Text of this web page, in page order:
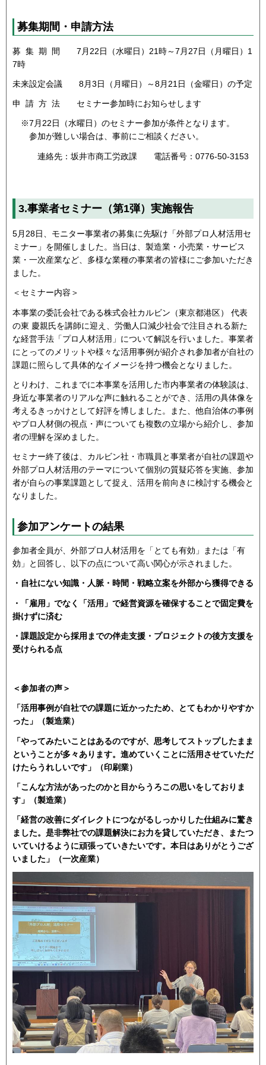
募集期間・申請方法
募 集 期 間 7月22日（水曜日）21時～7月27日（月曜日）1
7時
未来設定会議 8月3日（月曜日）～8月21日（金曜日）の予定
申 請 方 法 セミナー参加時にお知らせします
※7月22日（水曜日）のセミナー参加が条件となります。
参加が難しい場合は、事前にご相談ください。
連絡先：坂井市商工労政課 電話番号：0776-50-3153
3.事業者セミナー（第1弾）実施報告
5月28日、モニター事業者の募集に先駆け「外部プロ人材活用セ
ミナー」を開催しました。当日は、製造業・小売業・サービス
業・一次産業など、多様な業種の事業者の皆様にご参加いただき
ました。
＜セミナー内容＞
本事業の委託会社である株式会社カルビン（東京都港区） 代表
の東 慶親氏を講師に迎え、労働人口減少社会で注目される新た
な経営手法「プロ人材活用」について解説を行いました。事業者
にとってのメリットや様々な活用事例が紹介され参加者が自社の
課題に照らして具体的なイメージを持つ機会となりました。
とりわけ、これまでに本事業を活用した市内事業者の体験談は、
身近な事業者のリアルな声に触れることができ、活用の具体像を
考えるきっかけとして好評を博しました。また、他自治体の事例
やプロ人材側の視点・声についても複数の立場から紹介し、参加
者の理解を深めました。
セミナー終了後は、カルビン社・市職員と事業者が自社の課題や
外部プロ人材活用のテーマについて個別の質疑応答を実施、参加
者が自らの事業課題として捉え、活用を前向きに検討する機会と
なりました。
参加アンケートの結果
参加者全員が、外部プロ人材活用を「とても有効」または「有
効」と回答し、以下の点について高い関心が示されました。
・自社にない知識・人脈・時間・戦略立案を外部から獲得できる
・「雇用」でなく「活用」で経営資源を確保することで固定費を
掛けずに済む
・課題設定から採用までの伴走支援・プロジェクトの後方支援を
受けられる点
＜参加者の声＞
「活用事例が自社での課題に近かったため、とてもわかりやすか
った」（製造業）
「やってみたいことはあるのですが、思考してストップしたまま
ということが多々あります。進めていくことに活用させていただ
けたらうれしいです」（印刷業）
「こんな方法があったのかと目からうろこの思いをしておりま
す」（製造業）
「経営の改善にダイレクトにつながるしっかりした仕組みに驚き
ました。是非弊社での課題解決にお力を貸していただき、またつ
いていけるように頑張っていきたいです。本日はありがとうござ
いました」（一次産業）